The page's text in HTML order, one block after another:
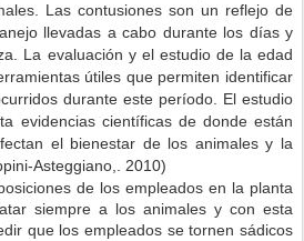
Las contusiones son un reflejo de
llevadas a cabo durante los días y
La evaluación y el estudio de la edad
útiles que permiten identificar
durante este período. El estudio
evidencias científicas de donde están
el bienestar de los animales y la
Asteggiano,. 2010)
de los empleados en la planta
siempre a los animales y con esta
que los empleados se tornen sádicos